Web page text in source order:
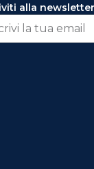
alla newsletter